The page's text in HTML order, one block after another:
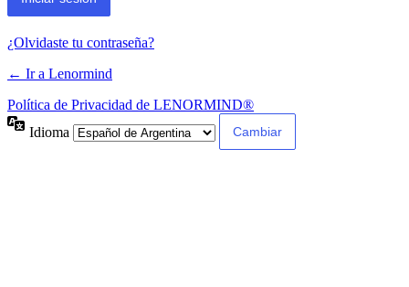
¿Olvidaste tu contraseña?
← Ir a Lenormind
Política de Privacidad de LENORMIND®
Idioma